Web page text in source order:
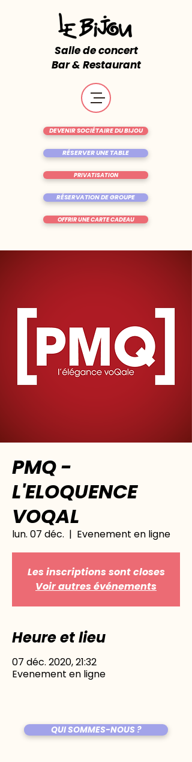
Salle de concert
Bar & Restaurant
RÉSERVER UNE TABLE
OFFRIR UNE CARTE CADEAU
DEVENIR SOCIÉTAIRE DU BIJOU
RÉSERVATION DE GROUPE
PRIVATISATION
PMQ -
L'ELOQUENCE
VOQAL
lun. 07 déc.
  |
Evenement en ligne
Les inscriptions sont closes
Voir autres événements
Heure et lieu
07 déc. 2020, 21:32
Evenement en ligne
QUI SOMMES-NOUS ?